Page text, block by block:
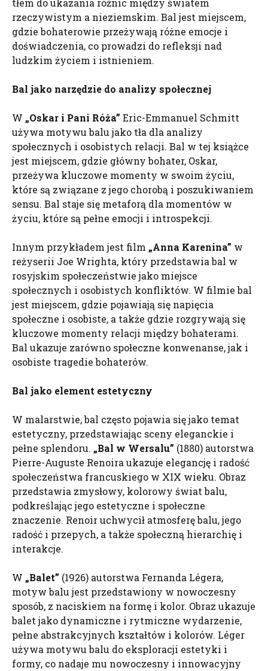
tłem do ukazania różnic między światem
rzeczywistym a nieziemskim. Bal jest miejscem,
gdzie bohaterowie przeżywają różne emocje i
doświadczenia, co prowadzi do refleksji nad
ludzkim życiem i istnieniem.
Bal jako narzędzie do analizy społecznej
W „Oskar i Pani Róża” Eric-Emmanuel Schmitt
używa motywu balu jako tła dla analizy
społecznych i osobistych relacji. Bal w tej książce
jest miejscem, gdzie główny bohater, Oskar,
przeżywa kluczowe momenty w swoim życiu,
które są związane z jego chorobą i poszukiwaniem
sensu. Bal staje się metaforą dla momentów w
życiu, które są pełne emocji i introspekcji.
Innym przykładem jest film „Anna Karenina” w
reżyserii Joe Wrighta, który przedstawia bal w
rosyjskim społeczeństwie jako miejsce
społecznych i osobistych konfliktów. W filmie bal
jest miejscem, gdzie pojawiają się napięcia
społeczne i osobiste, a także gdzie rozgrywają się
kluczowe momenty relacji między bohaterami.
Bal ukazuje zarówno społeczne konwenanse, jak i
osobiste tragedie bohaterów.
Bal jako element estetyczny
W malarstwie, bal często pojawia się jako temat
estetyczny, przedstawiając sceny eleganckie i
pełne splendoru. „Bal w Wersalu” (1880) autorstwa
Pierre-Auguste Renoira ukazuje elegancję i radość
społeczeństwa francuskiego w XIX wieku. Obraz
przedstawia zmysłowy, kolorowy świat balu,
podkreślając jego estetyczne i społeczne
znaczenie. Renoir uchwycił atmosferę balu, jego
radość i przepych, a także społeczną hierarchię i
interakcje.
W „Balet” (1926) autorstwa Fernanda Légera,
motyw balu jest przedstawiony w nowoczesny
sposób, z naciskiem na formę i kolor. Obraz ukazuje
balet jako dynamiczne i rytmiczne wydarzenie,
pełne abstrakcyjnych kształtów i kolorów. Léger
używa motywu balu do eksploracji estetyki i
formy, co nadaje mu nowoczesny i innowacyjny